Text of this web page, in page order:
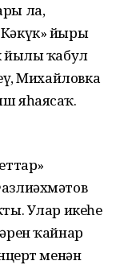
ла,
йыры
йылы ҡабул
Михайловка
яһаясаҡ.
Улар икеһе
ҡайнар
менән